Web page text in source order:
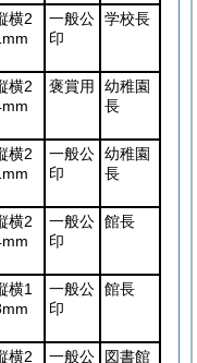
横2
一般公
印
学校長
横2
褒賞用
幼稚園
長
横2
一般公
印
幼稚園
長
横2
一般公
印
館長
横1
一般公
印
館長
横2
一般公
図書館